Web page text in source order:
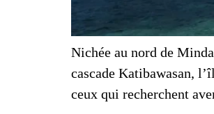
Nichée au nord de
cascade Katibawasan,
ceux qui recherchent